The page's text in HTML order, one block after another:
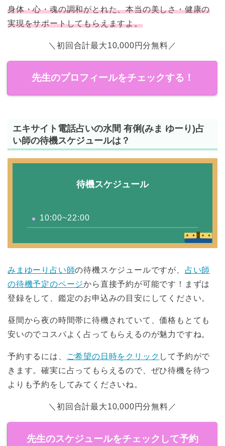
身体・心・魂の調和がとれた、本当の美しさ・健康の
実現をサポートしてもらえますよ。
＼初回合計最大10,000円分無料／
先生のプロフィールをチェックする！
エキサイト電話占いの水間 有俐(みま ゆーり)占
い師の待機スケジュールは？
待機スケジュール
10:00~22:00
みまゆーり占い師の待機スケジュールですが、 占い師
の待機予定のページから直接予約が可能です！まずは
登録をして、鑑定のお申込みの目安にしてください。
昼間から夜の時間帯に待機されていて、価格もとても
安いのでコスパよく占ってもらえるのが魅力ですね。
予約するには、 ご希望の日時をクリック して予約がで
きます。確実に占ってもらえるので、ぜひ待機を待つ
よりも予約をしてみてくださいね。
＼初回合計最大10,000円分無料／
先生のスケジュールをチェックして予約